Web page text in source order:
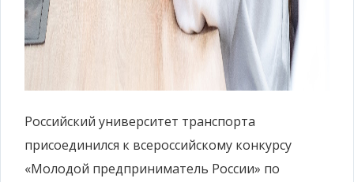
Российский университет транспорта
присоединился к всероссийскому конкурсу
«Молодой предприниматель России» по